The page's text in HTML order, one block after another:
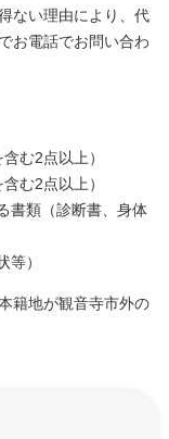
ない理由により、代
お電話でお問い合わ
む2点以上）
む2点以上）
書類（診断書、身体
）
籍地が観音寺市外の